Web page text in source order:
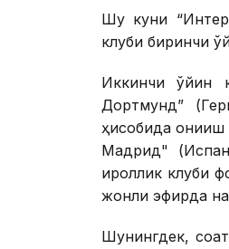
Шу куни
клуби биринчи
Иккинчи ўйин
Дортмунд”
ҳисобида
Мадрид"
қироллик клуби
жонли эфирда
Шунингдек,